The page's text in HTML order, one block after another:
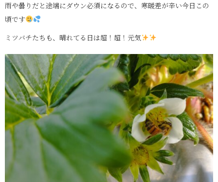
雨や曇りだと途端にダウン必須になるので、寒暖差が辛い今日この
頃です
ミツバチたちも、晴れてる日は超！超！元気